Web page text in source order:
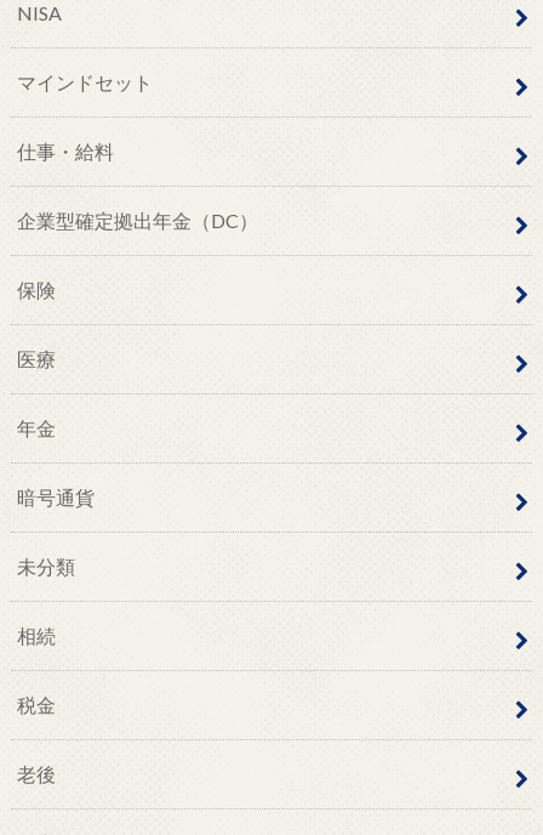
NISA
マインドセット
仕事・給料
企業型確定拠出年金（DC）
保険
医療
年金
暗号通貨
未分類
相続
税金
老後